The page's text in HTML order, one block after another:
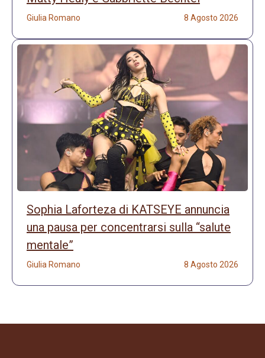
Giulia Romano 8 Agosto 2026
Sophia Laforteza di KATSEYE annuncia
una pausa per concentrarsi sulla “salute
mentale”
Giulia Romano 8 Agosto 2026